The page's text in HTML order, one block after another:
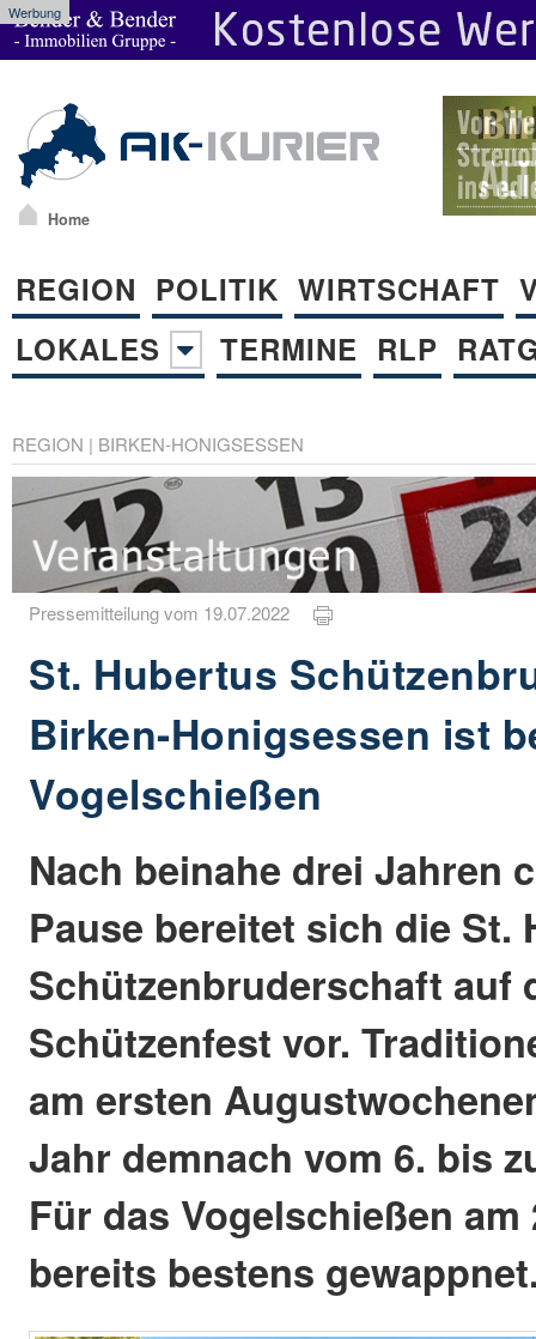
Werbung
Home
REGION POLITIK WIRTSCHAFT
LOKALES
TERMINE RLP
REGION | BIRKEN-HONIGSESSEN
Pressemitteilung vom 19.07.2022
St. Hubertus
Birken-Honigsessen ist
Vogelschießen
Nach beinahe drei Jahren
Pause bereitet sich die St.
Schützenbruderschaft auf
Schützenfest vor.
am ersten
Jahr demnach vom 6. bis
Für das Vogelschießen
bereits bestens